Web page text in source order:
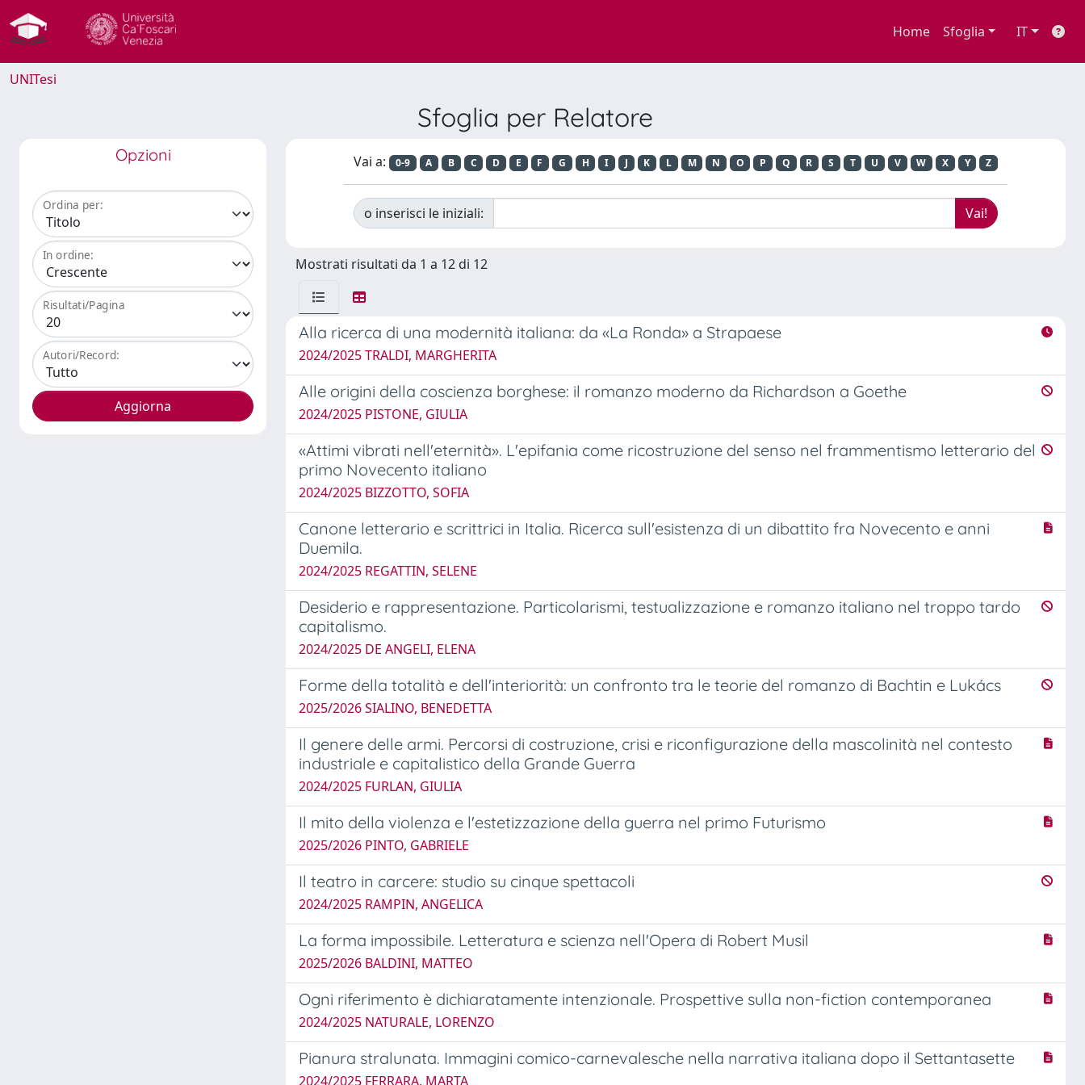
Home Sfoglia IT
UNITesi
Sfoglia per Relatore
Opzioni
Ordina per:
In ordine:
Risultati/Pagina
Autori/Record:
Vai a: 0-9 A B C D E F G H I J K L M N O P Q R S T U V W X Y Z
o inserisci le iniziali:
Mostrati risultati da 1 a 12 di 12
Alla ricerca di una modernità italiana: da «La Ronda» a Strapaese
2024/2025 TRALDI, MARGHERITA
Alle origini della coscienza borghese: il romanzo moderno da Richardson a Goethe
2024/2025 PISTONE, GIULIA
«Attimi vibrati nell'eternità». L'epifania come ricostruzione del senso nel frammentismo letterario del
primo Novecento italiano
2024/2025 BIZZOTTO, SOFIA
Canone letterario e scrittrici in Italia. Ricerca sull'esistenza di un dibattito fra Novecento e anni
Duemila.
2024/2025 REGATTIN, SELENE
Desiderio e rappresentazione. Particolarismi, testualizzazione e romanzo italiano nel troppo tardo
capitalismo.
2024/2025 DE ANGELI, ELENA
Forme della totalità e dell'interiorità: un confronto tra le teorie del romanzo di Bachtin e Lukács
2025/2026 SIALINO, BENEDETTA
Il genere delle armi. Percorsi di costruzione, crisi e riconfigurazione della mascolinità nel contesto
industriale e capitalistico della Grande Guerra
2024/2025 FURLAN, GIULIA
Il mito della violenza e l'estetizzazione della guerra nel primo Futurismo
2025/2026 PINTO, GABRIELE
Il teatro in carcere: studio su cinque spettacoli
2024/2025 RAMPIN, ANGELICA
La forma impossibile. Letteratura e scienza nell'Opera di Robert Musil
2025/2026 BALDINI, MATTEO
Ogni riferimento è dichiaratamente intenzionale. Prospettive sulla non-fiction contemporanea
2024/2025 NATURALE, LORENZO
Pianura stralunata. Immagini comico-carnevalesche nella narrativa italiana dopo il Settantasette
2024/2025 FERRARA, MARTA